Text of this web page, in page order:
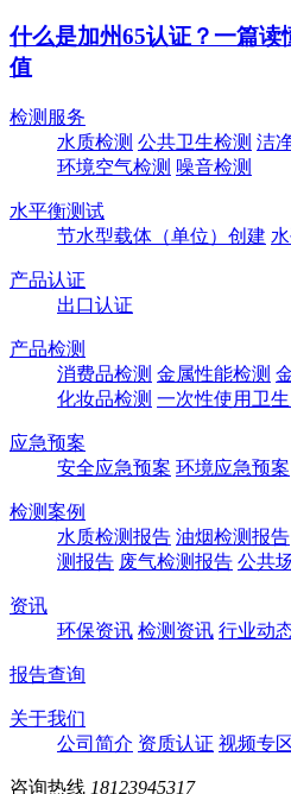
什么是加州65认证？一篇
值
检测服务
水质检测 公共卫生检测 洁
环境空气检测 噪音检测
水平衡测试
节水型载体（单位）创建
产品认证
出口认证
产品检测
消费品检测 金属性能检测
化妆品检测 一次性使用卫
应急预案
安全应急预案 环境应急预案
检测案例
水质检测报告 油烟检测报告
测报告 废气检测报告 公共
资讯
环保资讯 检测资讯 行业动
报告查询
关于我们
公司简介 资质认证 视频专
咨询热线 18123945317